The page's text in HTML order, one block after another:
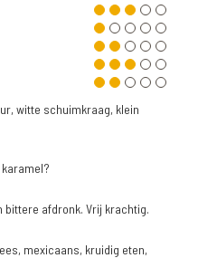
witte schuimkraag, klein
bittere afdronk. Vrij krachtig.
mexicaans, kruidig eten,